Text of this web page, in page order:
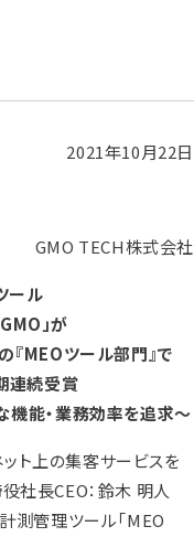
2021年10月22日
GMO TECH株式会社
ール
」が
MEOツール部門』で
連続受賞
機能・業務効率を追求～
ト上の集客サービスを
社長CEO：鈴木 明人
測管理ツール「MEO